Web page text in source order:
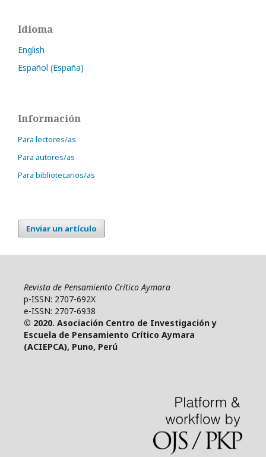
Idioma
English
Español (España)
Información
Para lectores/as
Para autores/as
Para bibliotecarios/as
Enviar un artículo
Revista de Pensamiento Crítico Aymara
p-ISSN: 2707-692X
e-ISSN: 2707-6938
© 2020. Asociación Centro de Investigación y
Escuela de Pensamiento Crítico Aymara
(ACIEPCA), Puno, Perú